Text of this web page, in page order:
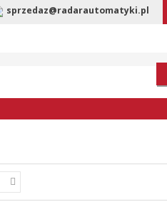
sprzedaz@radarautomatyki.pl